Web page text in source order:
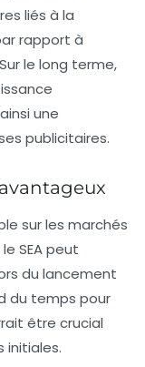
liés à la
rapport à
le long terme,
une
publicitaires.
sur les marchés
SEA peut
du lancement
du temps pour
être crucial
initiales.